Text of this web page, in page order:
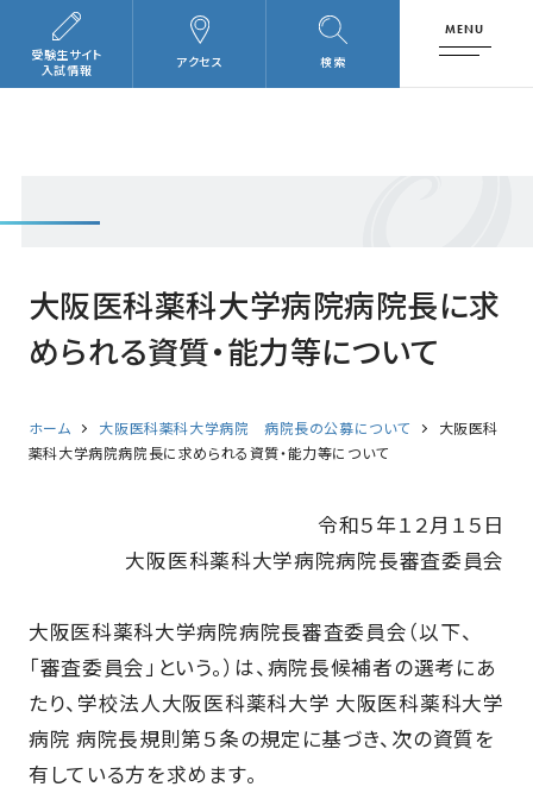
検索
アクセス
受験生サイト
入試情報
MENU
大阪医科薬科大学病院病院長に求
められる資質・能力等について
ホーム 大阪医科薬科大学病院 病院長の公募について
大阪医科
薬科大学病院病院長に求められる資質・能力等について
令和５年１２月１５日
大阪医科薬科大学病院病院長審査委員会
大阪医科薬科大学病院病院長審査委員会（以下、
「審査委員会」という。）は、病院長候補者の選考にあ
たり、学校法人大阪医科薬科大学 大阪医科薬科大学
病院 病院長規則第５条の規定に基づき、次の資質を
有している方を求めます。